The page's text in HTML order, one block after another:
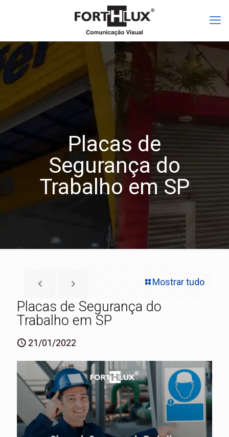
Placas de
Segurança do
Trabalho em SP
Mostrar tudo
Placas de Segurança do
Trabalho em SP
21/01/2022